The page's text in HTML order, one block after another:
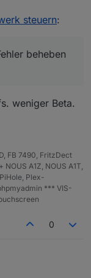
steuern:
beheben
weniger Beta.
FB 7490, FritzDect
A1Z, NOUS A1T,
Plex-
*** VIS-
0